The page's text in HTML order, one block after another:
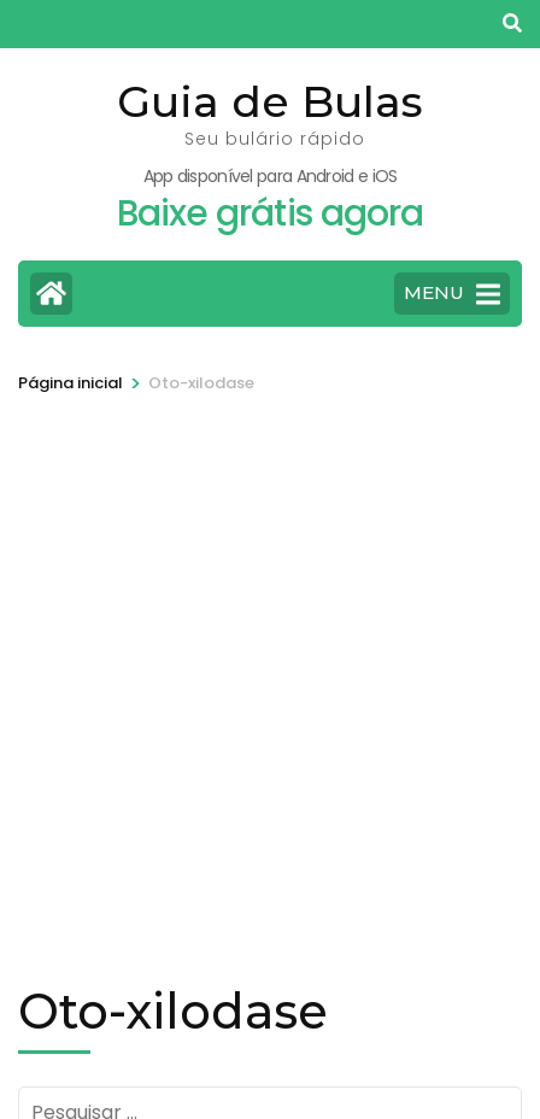
para
Guia de Bulas
Seu bulário rápido
App disponível para Android e iOS
Baixe grátis agora
MENU
Página inicial > Oto-xilodase
Oto-xilodase
Pesquisar